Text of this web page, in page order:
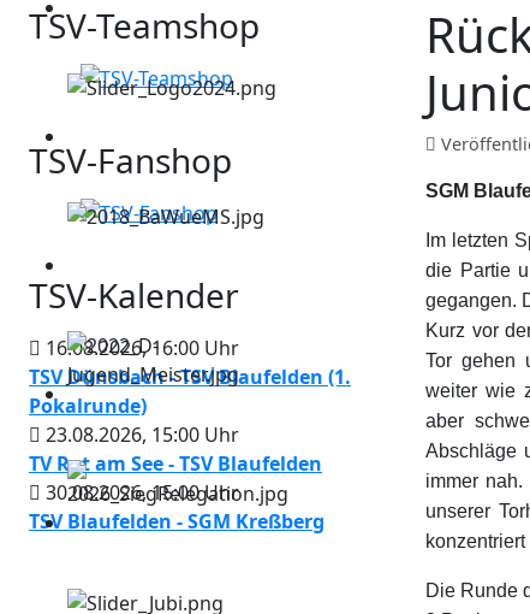
TSV-Teamshop
TSV-Fanshop
TSV-Kalender
16.08.2026,16:00 Uhr
TSV Dünsbach - TSV Blaufelden (1.
Pokalrunde)
23.08.2026, 15:00 Uhr
TV Rot am See - TSV Blaufelden
30.08.2026,15:00Uhr
TSV Blaufelden - SGM Kreßberg
SGM
Im letzten
die Partie
gegangen.
Kurz vor
Tor gehen
weiter wie
aber
Abschläge
immer
unserer
Die Runde